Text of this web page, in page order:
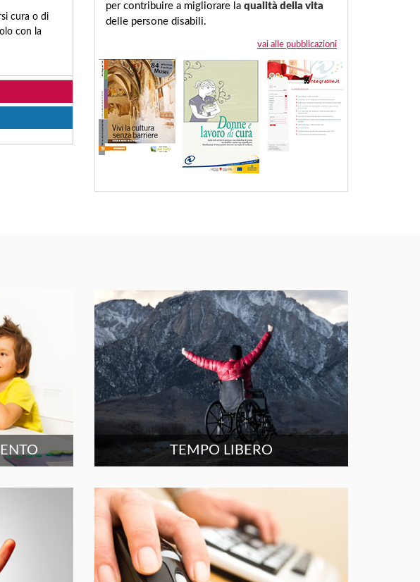
cura o di
con la
per contribuire a migliorare la qualità della vita
delle persone disabili.
vai alle pubblicazioni
TEMPO LIBERO